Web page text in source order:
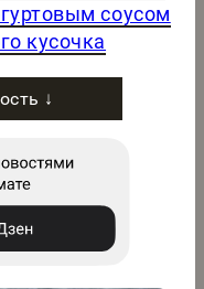
соусом
кусочка
↓